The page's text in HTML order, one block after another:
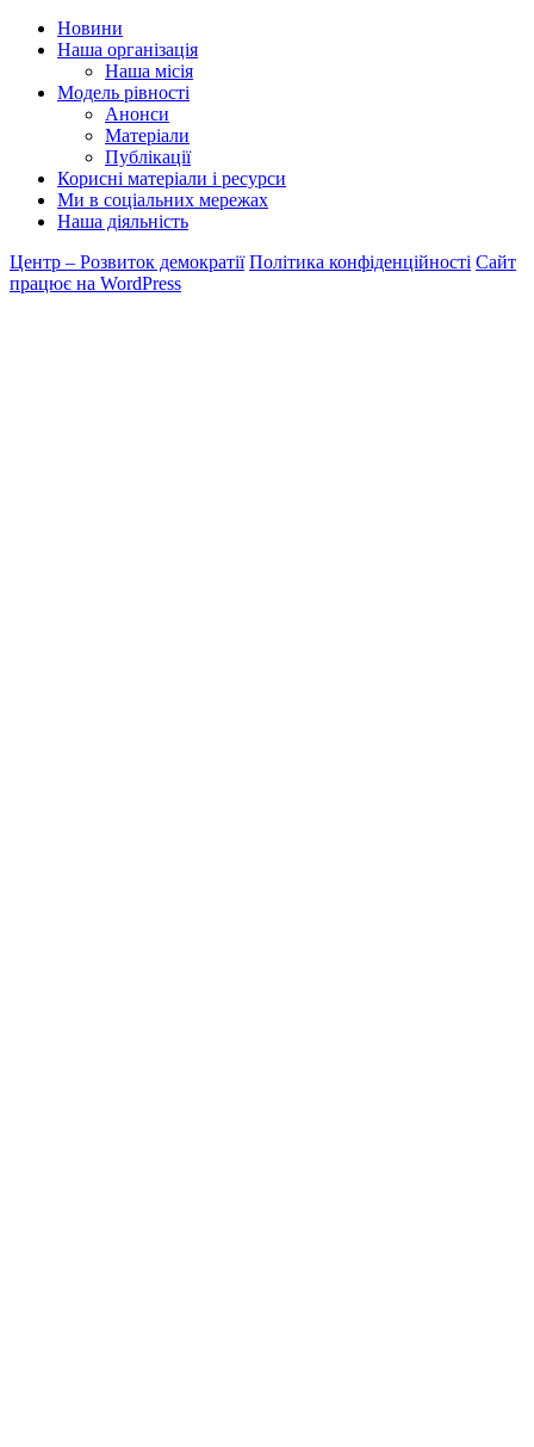
Новини
Наша організація
Наша місія
Модель рівності
Анонси
Матеріали
Публікації
Корисні матеріали і ресурси
Ми в соціальних мережах
Наша діяльність
Центр – Розвиток демократії Політика конфіденційності Сайт
працює на WordPress